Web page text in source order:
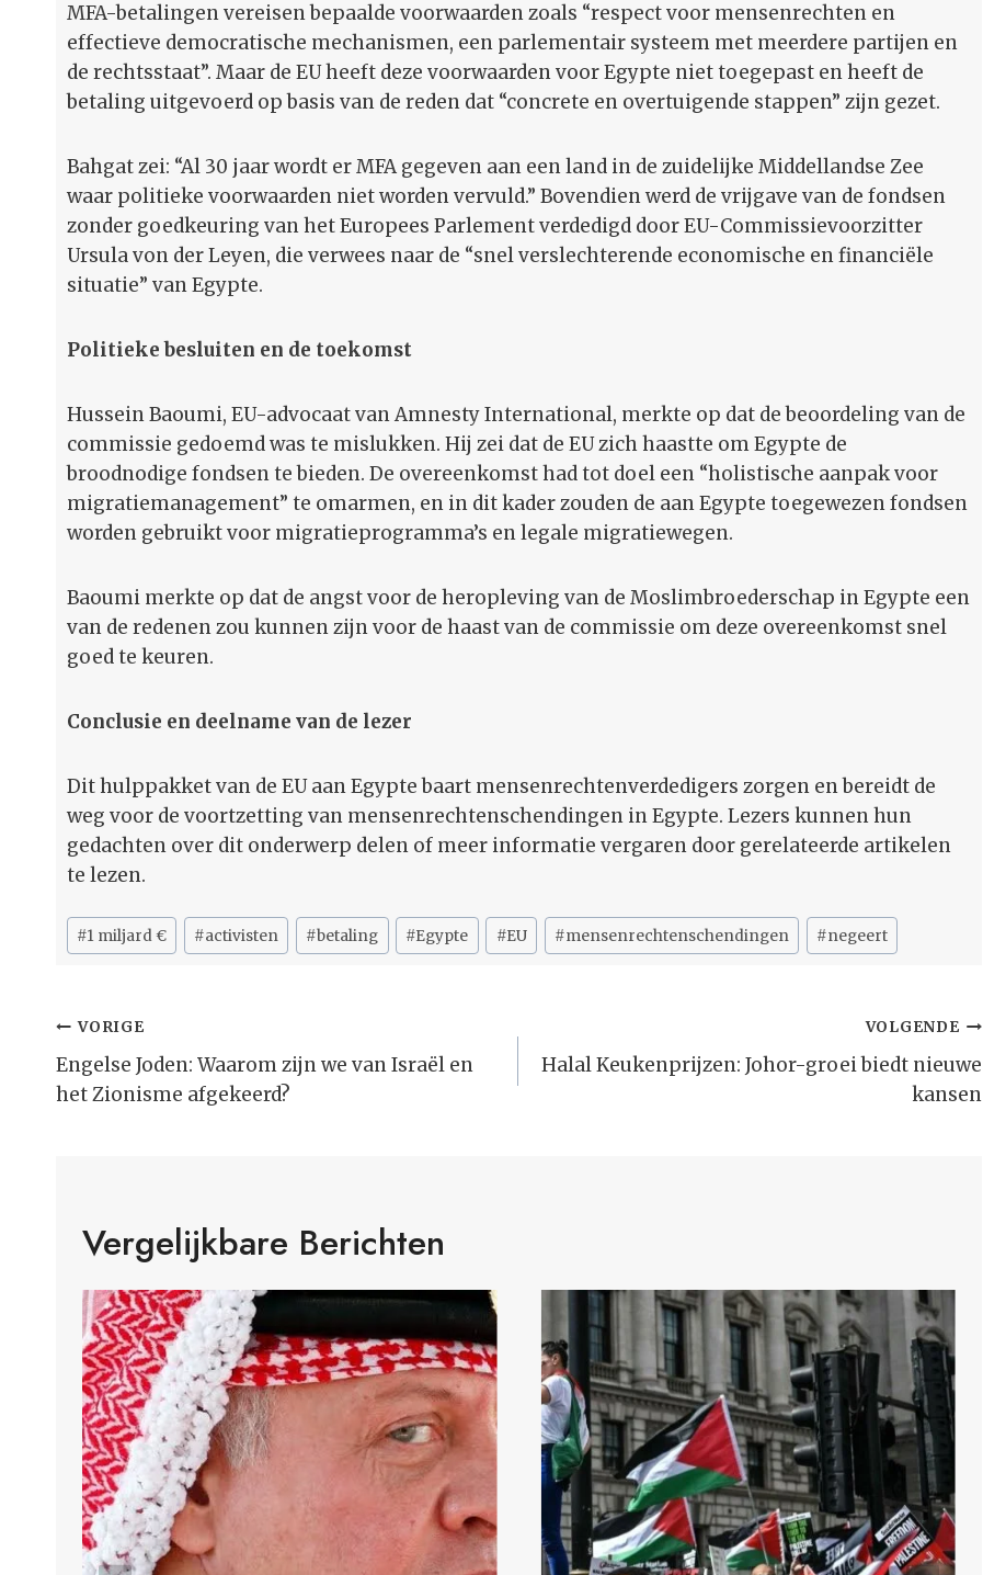
MFA-betalingen vereisen bepaalde voorwaarden zoals “respect voor mensenrechten en
effectieve democratische mechanismen, een parlementair systeem met meerdere partijen en
de rechtsstaat”. Maar de EU heeft deze voorwaarden voor Egypte niet toegepast en heeft de
betaling uitgevoerd op basis van de reden dat “concrete en overtuigende stappen” zijn gezet.
Bahgat zei: “Al 30 jaar wordt er MFA gegeven aan een land in de zuidelijke Middellandse Zee
waar politieke voorwaarden niet worden vervuld.” Bovendien werd de vrijgave van de fondsen
zonder goedkeuring van het Europees Parlement verdedigd door EU-Commissievoorzitter
Ursula von der Leyen, die verwees naar de “snel verslechterende economische en financiële
situatie” van Egypte.
Politieke besluiten en de toekomst
Hussein Baoumi, EU-advocaat van Amnesty International, merkte op dat de beoordeling van de
commissie gedoemd was te mislukken. Hij zei dat de EU zich haastte om Egypte de
broodnodige fondsen te bieden. De overeenkomst had tot doel een “holistische aanpak voor
migratiemanagement” te omarmen, en in dit kader zouden de aan Egypte toegewezen fondsen
worden gebruikt voor migratieprogramma’s en legale migratiewegen.
Baoumi merkte op dat de angst voor de heropleving van de Moslimbroederschap in Egypte een
van de redenen zou kunnen zijn voor de haast van de commissie om deze overeenkomst snel
goed te keuren.
Conclusie en deelname van de lezer
Dit hulppakket van de EU aan Egypte baart mensenrechtenverdedigers zorgen en bereidt de
weg voor de voortzetting van mensenrechtenschendingen in Egypte. Lezers kunnen hun
gedachten over dit onderwerp delen of meer informatie vergaren door gerelateerde artikelen
te lezen.
Bericht
tags:
#1 miljard € #activisten #betaling #Egypte #EU #mensenrechtenschendingen #negeert
Bericht
Navigatie
VORIGE
Engelse Joden: Waarom zijn we van Israël en
het Zionisme afgekeerd?
VOLGENDE
Halal Keukenprijzen: Johor-groei biedt nieuwe
kansen
Vergelijkbare Berichten